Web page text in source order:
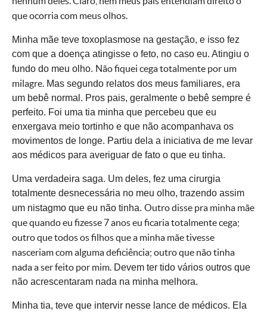
que ocorria com meus olhos.
Minha mãe teve toxoplasmose na gestação, e isso fez
com que a doença atingisse o feto, no caso eu. Atingiu o
fundo do meu olho. Não fiquei cega totalmente por um
milagre. Mas segundo relatos dos meus familiares, era
um bebê normal. Pros pais, geralmente o bebê sempre é
perfeito. Foi uma tia minha que percebeu que eu
enxergava meio tortinho e que não acompanhava os
movimentos de longe. Partiu dela a iniciativa de me levar
aos médicos para averiguar de fato o que eu tinha.
Uma verdadeira saga. Um deles, fez uma cirurgia
totalmente desnecessária no meu olho, trazendo assim
um nistagmo que eu não tinha. Outro disse pra minha mãe
que quando eu fizesse 7 anos eu ficaria totalmente cega;
outro que todos os filhos que a minha mãe tivesse
nasceriam com algumadeficiência; outro que não tinha
nada a ser feito por mim. Devem ter tido vários outros que
não acrescentaram nada na minha melhora.
Minha tia, teve que intervir nesse lance de médicos. Ela